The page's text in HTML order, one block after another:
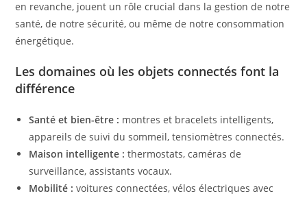
en revanche, jouent un rôle crucial dans la gestion de notre
santé, de notre sécurité, ou même de notre consommation
énergétique.
Les domaines où les objets connectés font la
différence
Santé et bien-être : montres et bracelets intelligents,
appareils de suivi du sommeil, tensiomètres connectés.
Maison intelligente : thermostats, caméras de
surveillance, assistants vocaux.
Mobilité : voitures connectées, vélos électriques avec